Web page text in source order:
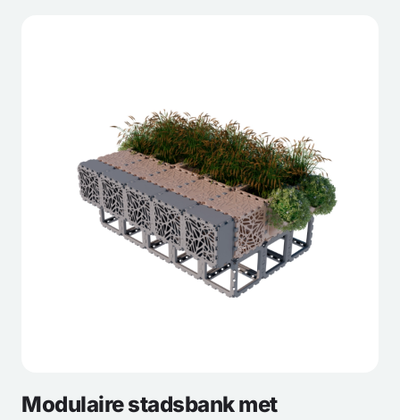
Modulaire stadsbank met